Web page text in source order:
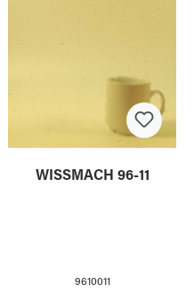
WISSMACH 96-11
9610011